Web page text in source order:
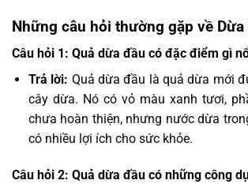
Những câu hỏi thường gặp về Dừa
Câu hỏi 1: Quả dừa đầu có đặc điểm gì
Trả lời: Quả dừa đầu là quả dừa mới
cây dừa. Nó có vỏ màu xanh tươi,
chưa hoàn thiện, nhưng nước dừa
có nhiều lợi ích cho sức khỏe.
Câu hỏi 2: Quả dừa đầu có những công